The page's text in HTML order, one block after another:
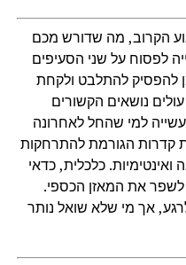
הקרוב, מה שדורש מכם
לפסוח על שני הסעיפים
להפסיק להתלבט ולקחת
נושאים הקשורים
למי שהחל לאחרונה
קדרות הגורמת להתרחקות
כלכלית, כדאי
לשפר את המאזן הכספי.
אך מי שלא שואל נותר